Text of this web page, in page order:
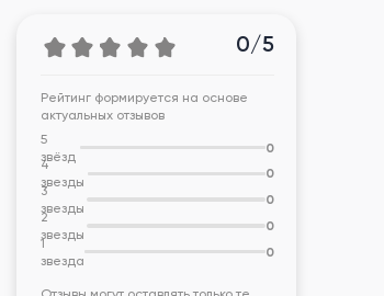
0/5
Рейтинг формируется на основе
актуальных отзывов
5
звёзд
0
4
звезды
0
3
звезды
0
2
звезды
0
1
звезда
0